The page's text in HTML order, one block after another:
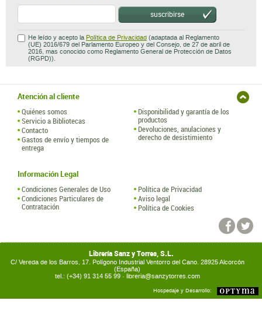
suscribirse
He leído y acepto la Política de Privacidad (adaptada al Reglamento
(UE) 2016/679 del Parlamento Europeo y del Consejo, de 27 de abril de
2016, mas conocido como Reglamento General de Protección de Datos
(RGPD)).
Atención al cliente
Quiénes somos
Servicio a Bibliotecas
Contacto
Gastos de envío y tiempos de
entrega
Disponibilidad y garantía de los
productos
Devoluciones, anulaciones y
derecho de desistimiento
Información Legal
Condiciones Generales de Uso
Condiciones Particulares de
Contratación
Política de Privacidad
Aviso legal
Política de Cookies
Librería Sanz y Torres, S.L.
C/ Vereda de los Barros, 17. Polígono Industrial Ventorro del Cano. 28925 Alcorcón
(España)
tel.: (+34) 91 314 55 99 · libreria@sanzytorres.com
Hospedaje y Desarrollo: